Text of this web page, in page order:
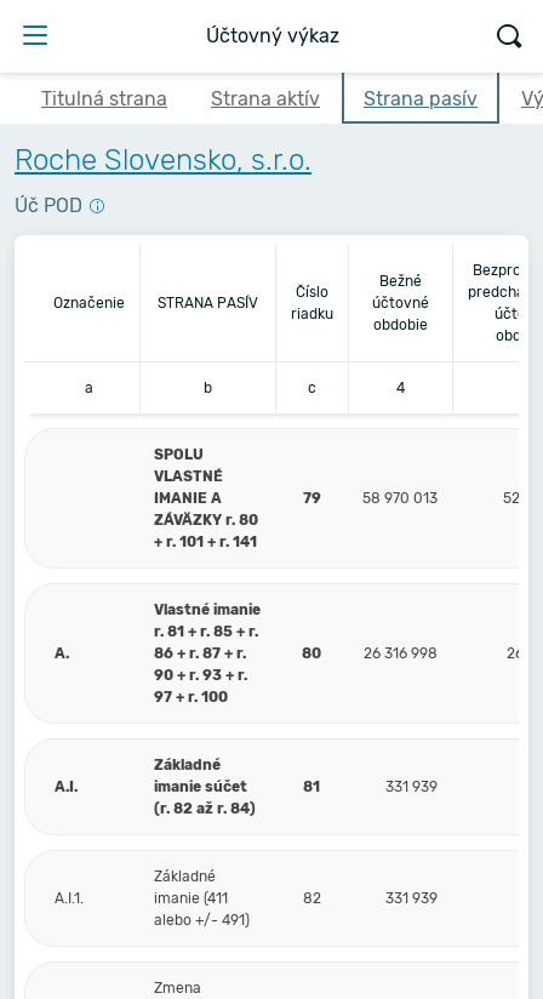
Účtovný výkaz
Titulná strana Strana aktív Strana pasív
Roche Slovensko, s.r.o.
Úč POD
Označenie STRANA PASÍV
Číslo
riadku
Bežné
účtovné
obdobie
a b c 4
SPOLU
VLASTNÉ
IMANIE A
ZÁVÄZKY r. 80
+ r. 101 + r. 141
79 58 970 013 52
A.
Vlastné imanie
r. 81 + r. 85 + r.
86 + r. 87 + r.
90 + r. 93 + r.
97 + r. 100
80 26 316 998 26
A.I.
Základné
imanie súčet
(r. 82 až r. 84)
81 331 939
A.I.1.
Základné
imanie (411
alebo +/- 491)
82 331 939
Zmena